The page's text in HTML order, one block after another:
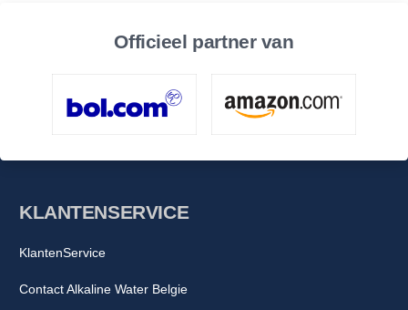
Officieel partner van
KLANTENSERVICE
KlantenService
Contact Alkaline Water Belgie